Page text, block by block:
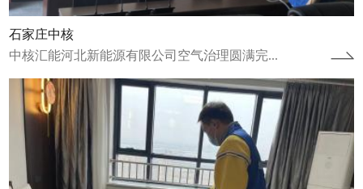
石家庄中核
中核汇能河北新能源有限公司空气治理圆满完...
湖南张家界天见酒店